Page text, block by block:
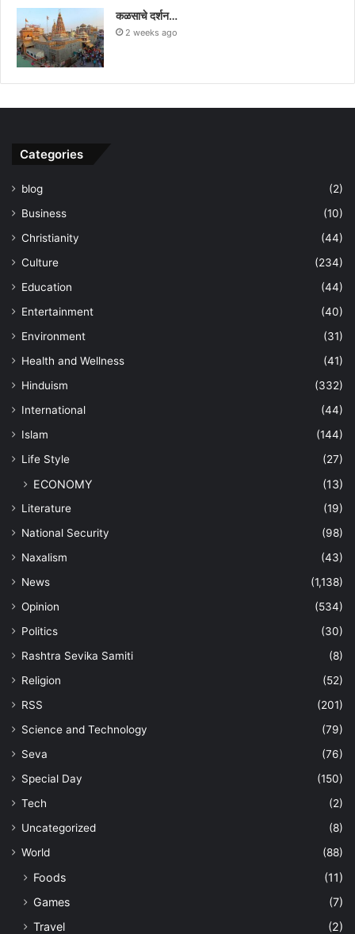
कळसाचे दर्शन…
2 weeks ago
Categories
blog
(2)
Business
(10)
Christianity
(44)
Culture
(234)
Education
(44)
Entertainment
(40)
Environment
(31)
Health and Wellness
(41)
Hinduism
(332)
International
(44)
Islam
(144)
Life Style
(27)
ECONOMY (13)
Literature
(19)
National Security
(98)
Naxalism
(43)
News
(1,138)
Opinion
(534)
Politics
(30)
Rashtra Sevika Samiti
(8)
Religion
(52)
RSS
(201)
Science and Technology
(79)
Seva
(76)
Special Day
(150)
Tech
(2)
Uncategorized
(8)
World
(88)
Foods
(11)
Games
(7)
Travel
(2)